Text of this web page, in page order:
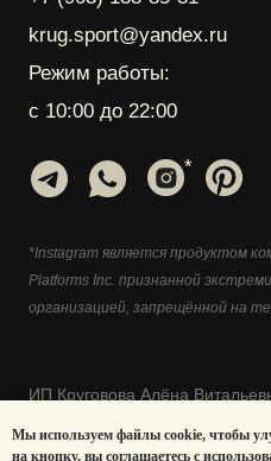
Мы используем файлы cookie, чтобы
на кнопку, вы соглашаетесь с